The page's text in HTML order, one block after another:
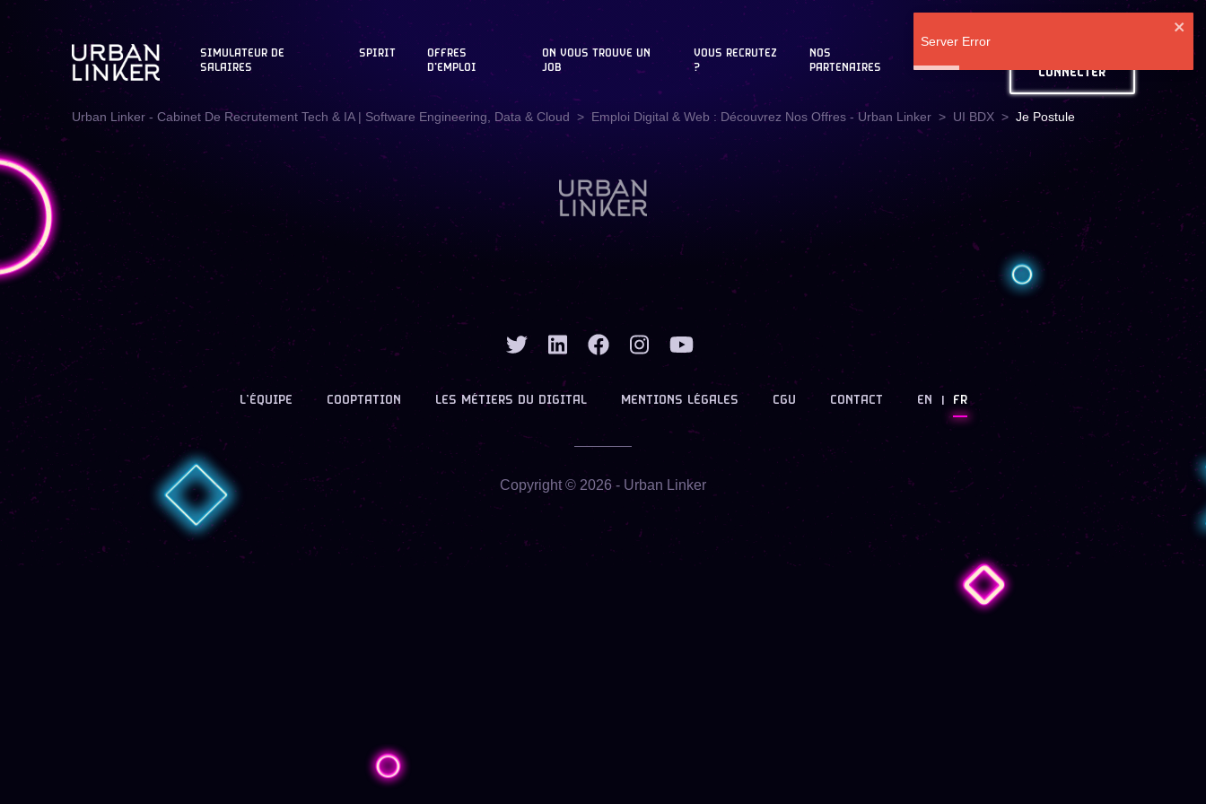
SIMULATEUR DE
SALAIRES
SPIRIT
OFFRES
D'EMPLOI
ON VOUS TROUVE UN
JOB
VOUS RECRUTEZ
?
NOS
PARTENAIRES
CONNECTER
Urban Linker - Cabinet De Recrutement Tech & IA | Software Engineering, Data & Cloud Emploi Digital & Web : Découvrez Nos Offres - Urban Linker UI BDX Je Postule
L’ÉQUIPE COOPTATION LES MÉTIERS DU DIGITAL MENTIONS LÉGALES CGU CONTACT EN | FR
Copyright © 2026- Urban Linker
Server Error